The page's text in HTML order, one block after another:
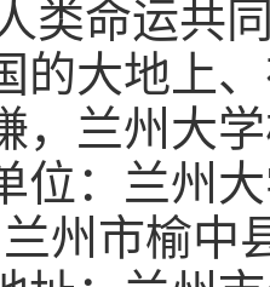
类命运共
的大地上
，兰州大
位：兰州
州市榆中